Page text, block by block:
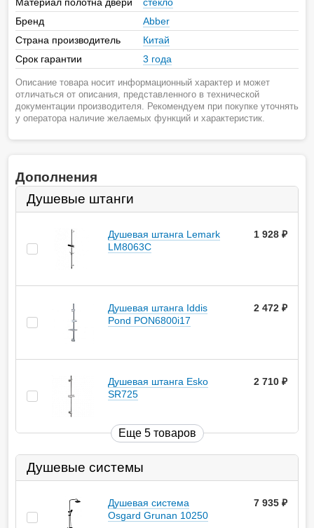
Материал полотна двери
стекло
Бренд
Abber
Страна производитель
Китай
Срок гарантии
3 года
Описание товара носит информационный характер и может
отличаться от описания, представленного в технической
документации производителя. Рекомендуем при покупке уточнять
у оператора наличие желаемых функций и характеристик.
Дополнения
Душевые штанги
Душевая штанга Lemark
LM8063C
1 928
Душевая штанга Iddis
Pond PON6800i17
2 472
Душевая штанга Esko
SR725
2 710
Еще 5 товаров
Душевые системы
Душевая система
Osgard Grunan 10250
7 935